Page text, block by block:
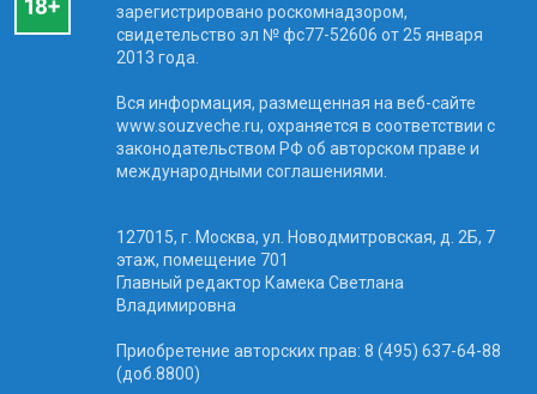
зарегистрировано роскомнадзором,
свидетельство эл № фc77-52606 от 25 января
2013 года.
Вся информация, размещенная на веб-сайте
www.souzveche.ru, охраняется в соответствии с
законодательством РФ об авторском праве и
международными соглашениями.
127015, г. Москва, ул. Новодмитровская, д. 2Б, 7
этаж, помещение 701
Главный редактор Камека Светлана
Владимировна
Приобретение авторских прав: 8 (495) 637-64-88
(доб.8800)